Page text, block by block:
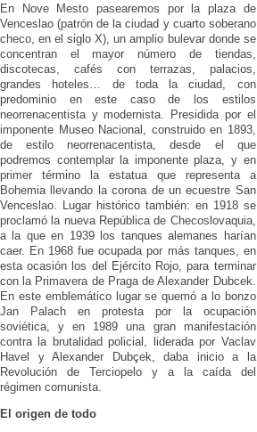
En Nove Mesto pasearemos por la plaza de
Venceslao (patrón de la ciudad y cuarto soberano
checo, en el siglo X), un amplio bulevar donde se
concentran el mayor número de tiendas,
discotecas, cafés con terrazas, palacios,
grandes hoteles… de toda la ciudad, con
predominio en este caso de los estilos
neorrenacentista y modernista. Presidida por el
imponente Museo Nacional, construido en 1893,
de estilo neorrenacentista, desde el que
podremos contemplar la imponente plaza, y en
primer término la estatua que representa a
Bohemia llevando la corona de un ecuestre San
Venceslao. Lugar histórico también: en 1918 se
proclamó la nueva República de Checoslovaquia,
a la que en 1939 los tanques alemanes harían
caer. En 1968 fue ocupada por más tanques, en
esta ocasión los del Ejército Rojo, para terminar
con la Primavera de Praga de Alexander Dubcek.
En este emblemático lugar se quemó a lo bonzo
Jan Palach en protesta por la ocupación
soviética, y en 1989 una gran manifestación
contra la brutalidad policial, liderada por Vaclav
Havel y Alexander Dubçek, daba inicio a la
Revolución de Terciopelo y a la caída del
régimen comunista.
El origen de todo